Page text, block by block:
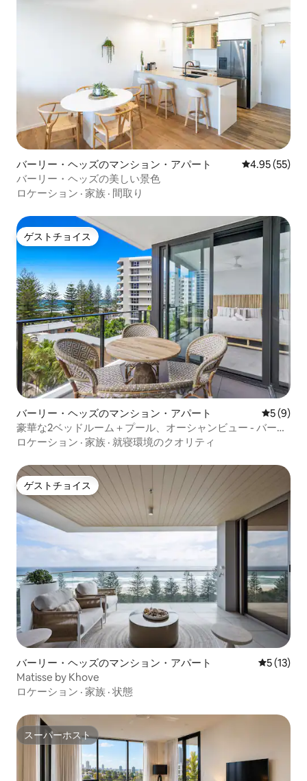
バーリー・ヘッズのマンション・アパート レビュー55
4.95 (55)
バーリー・ヘッズの美しい景色
ロケーション · 家族 · 間取り
ゲストチョイス
ゲストチョイス
バーリー・ヘッズのマンション・アパート レビュー
5 (9)
豪華な2ベッドルーム＋プール、オーシャンビュー - バーリ
ー
ロケーション · 家族 · 就寝環境のクオリティ
ゲストチョイス
ゲストチョイス
バーリー・ヘッズのマンション・アパート レビュー
5 (13)
Matisse by Khove
ロケーション · 家族 · 状態
スーパーホスト
スーパーホスト